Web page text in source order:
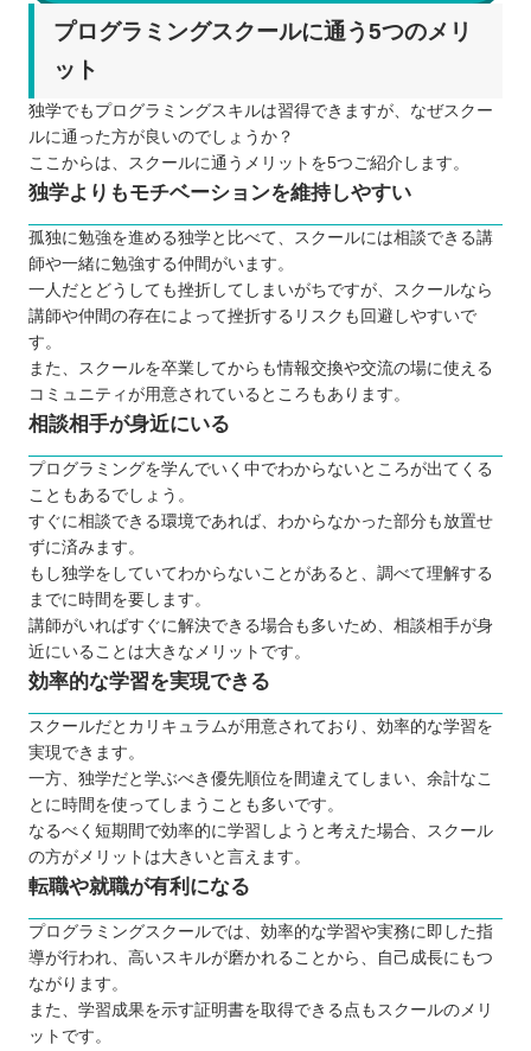
プログラミングスクールに通う5つのメリ
ット
独学でもプログラミングスキルは習得できますが、なぜスクー
ルに通った方が良いのでしょうか？
ここからは、スクールに通うメリットを5つご紹介します。
独学よりもモチベーションを維持しやすい
孤独に勉強を進める独学と比べて、スクールには相談できる講
師や一緒に勉強する仲間がいます。
一人だとどうしても挫折してしまいがちですが、スクールなら
講師や仲間の存在によって挫折するリスクも回避しやすいで
す。
また、スクールを卒業してからも情報交換や交流の場に使える
コミュニティが用意されているところもあります。
相談相手が身近にいる
プログラミングを学んでいく中でわからないところが出てくる
こともあるでしょう。
すぐに相談できる環境であれば、わからなかった部分も放置せ
ずに済みます。
もし独学をしていてわからないことがあると、調べて理解する
までに時間を要します。
講師がいればすぐに解決できる場合も多いため、相談相手が身
近にいることは大きなメリットです。
効率的な学習を実現できる
スクールだとカリキュラムが用意されており、効率的な学習を
実現できます。
一方、独学だと学ぶべき優先順位を間違えてしまい、余計なこ
とに時間を使ってしまうことも多いです。
なるべく短期間で効率的に学習しようと考えた場合、スクール
の方がメリットは大きいと言えます。
転職や就職が有利になる
プログラミングスクールでは、効率的な学習や実務に即した指
導が行われ、高いスキルが磨かれることから、自己成長にもつ
ながります。
また、学習成果を示す証明書を取得できる点もスクールのメリ
ットです。